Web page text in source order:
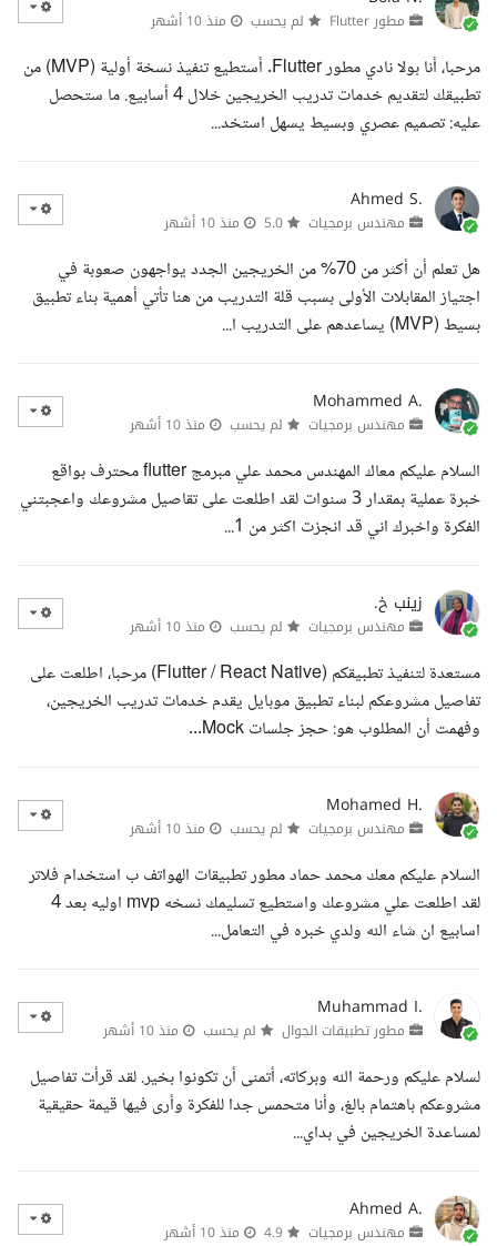
مطور Flutter لم يحسب منذ 10 أشهر
مرحبا، أنا بولا نادي مطور Flutter. أستطيع تنفيذ نسخة أولية (MVP) من
تطبيقك لتقديم خدمات تدريب الخريجين خلال 4 أسابيع. ما ستحصل
عليه: تصميم عصري وبسيط يسهل استخد...
Ahmed S.
مهندس برمجيات منذ 10 أشهر
هل تعلم أن أكثر من 70% من الخريجين الجدد يواجهون صعوبة في
اجتياز المقابلات الأولى بسبب قلة التدريب من هنا تأتي أهمية بناء تطبيق
بسيط (MVP) يساعدهم على التدريب ا...
Mohammed A.
مهندس برمجيات لم يحسب منذ 10 أشهر
السلام عليكم معاك المهندس محمد علي مبرمج flutter محترف بواقع
خبرة عملية بمقدار 3 سنوات لقد اطلعت على تقاصيل مشروعك واعجبتني
الفكرة واخبرك اني قد انجزت اكثر من 1...
زينب خ.
مهندس برمجيات لم يحسب منذ 10 أشهر
مستعدة لتنفيذ تطبيقكم (Flutter / React Native) مرحبا، اطلعت على
تفاصيل مشروعكم لبناء تطبيق موبايل يقدم خدمات تدريب الخريجين،
وفهمت أن المطلوب هو: حجز جلسات Mock...
Mohamed H.
مهندس برمجيات لم يحسب منذ 10 أشهر
السلام عليكم معك محمد حماد مطور تطبيقات الهواتف ب استخدام فلاتر
لقد اطلعت علي مشروعك واستطيع تسليمك نسخه mvp اوليه بعد 4
اسابيع ان شاء الله ولدي خبره في التعامل...
Muhammad I.
مطور تطبيقات الجوال لم يحسب منذ 10 أشهر
لسلام عليكم ورحمة الله وبركاته، أتمنى أن تكونوا بخير. لقد قرأت تفاصيل
مشروعكم باهتمام بالغ، وأنا متحمس جدا للفكرة وأرى فيها قيمة حقيقية
لمساعدة الخريجين في بداي...
Ahmed A.
مهندس برمجيات منذ 10 أشهر